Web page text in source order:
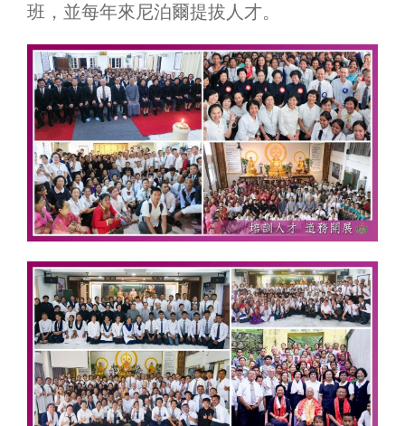
班，並每年來尼泊爾提拔人才。